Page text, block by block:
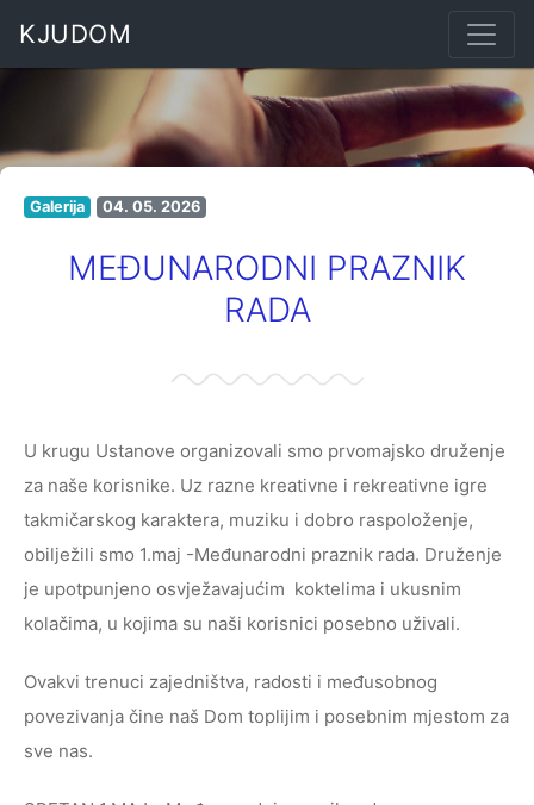
KJUDOM
Galerija 04. 05. 2026
MEĐUNARODNI PRAZNIK
RADA
U krugu Ustanove organizovali smo prvomajsko druženje
za naše korisnike. Uz razne kreativne i rekreativne igre
takmičarskog karaktera, muziku i dobro raspoloženje,
obilježili smo 1.maj -Međunarodni praznik rada. Druženje
je upotpunjeno osvježavajućim koktelima i ukusnim
kolačima, u kojima su naši korisnici posebno uživali.
Ovakvi trenuci zajedništva, radosti i međusobnog
povezivanja čine naš Dom toplijim i posebnim mjestom za
sve nas.